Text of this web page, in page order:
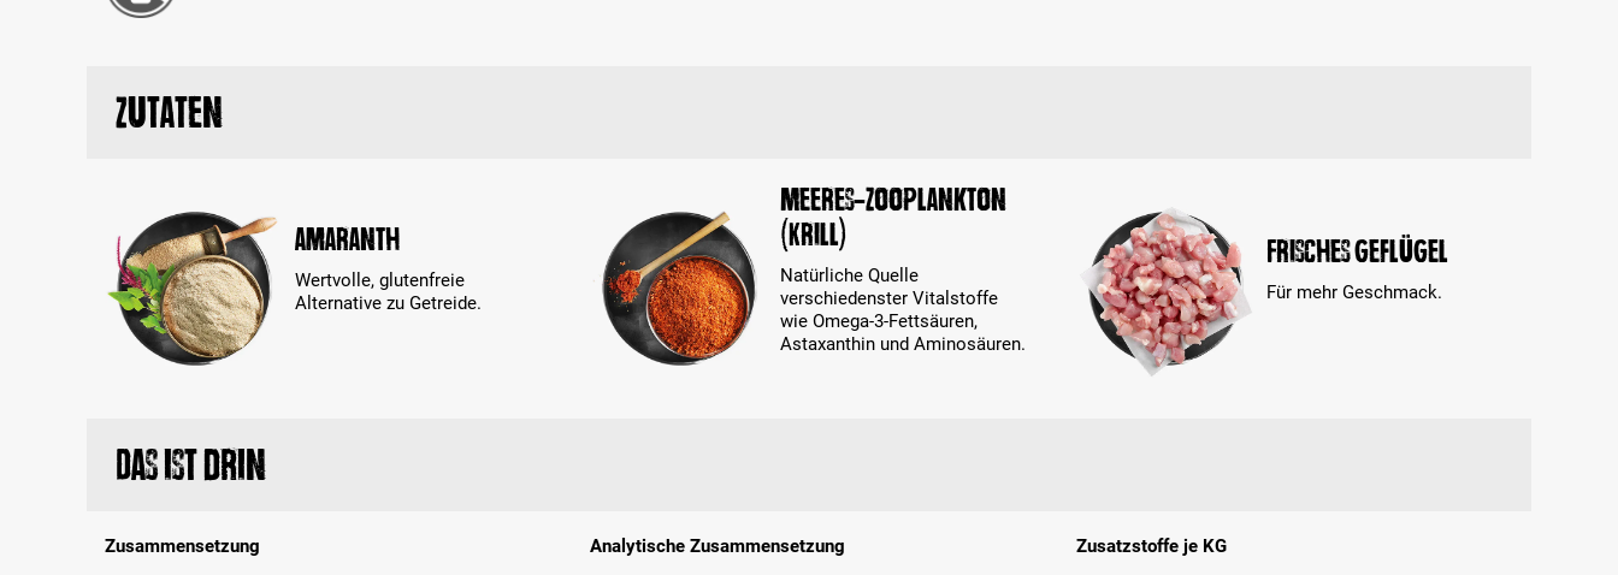
Zutaten
Amaranth
Wertvolle, glutenfreie
Alternative zu Getreide.
Meeres-Zooplankton
(Krill)
Natürliche Quelle
verschiedenster Vitalstoffe
wie Omega-3-Fettsäuren,
Astaxanthin und Aminosäuren.
Frisches Geflügel
Für mehr Geschmack.
Das ist drin
Zusammensetzung
Analytische Zusammensetzung
Zusatzstoffe je KG